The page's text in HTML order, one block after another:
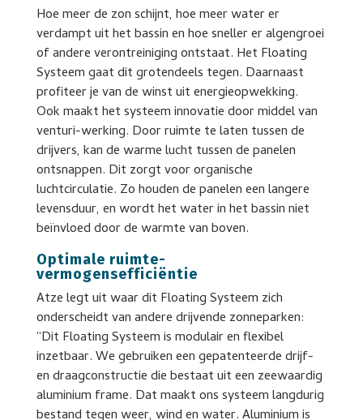
Hoe meer de zon schijnt, hoe meer water er
verdampt uit het bassin en hoe sneller er algengroei
of andere verontreiniging ontstaat. Het Floating
Systeem gaat dit grotendeels tegen. Daarnaast
profiteer je van de winst uit energieopwekking.
Ook maakt het systeem innovatie door middel van
venturi-werking. Door ruimte te laten tussen de
drijvers, kan de warme lucht tussen de panelen
ontsnappen. Dit zorgt voor organische
luchtcirculatie. Zo houden de panelen een langere
levensduur, en wordt het water in het bassin niet
beïnvloed door de warmte van boven.
Optimale ruimte-
vermogensefficiëntie
Atze legt uit waar dit Floating Systeem zich
onderscheidt van andere drijvende zonneparken:
“Dit Floating Systeem is modulair en flexibel
inzetbaar. We gebruiken een gepatenteerde drijf-
en draagconstructie die bestaat uit een zeewaardig
aluminium frame. Dat maakt ons systeem langdurig